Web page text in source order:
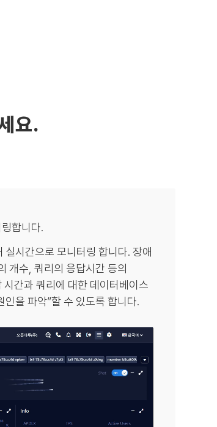
요.
합니다.
시간으로 모니터링 합니다. 장애
개수, 쿼리의 응답시간 등의
간과 쿼리에 대한 데이터베이스
인을 파악”할 수 있도록 합니다.